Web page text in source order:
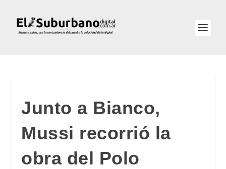
Junto a Bianco,
Mussi recorrió la
obra del Polo